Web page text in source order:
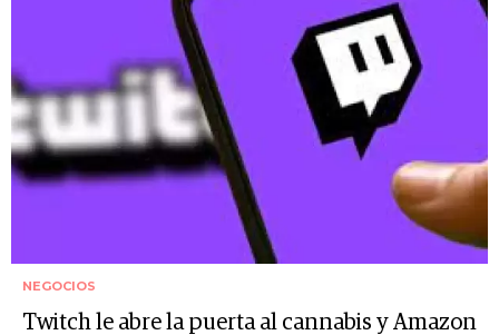
NEGOCIOS
Twitch le abre la puerta al cannabis y Amazon